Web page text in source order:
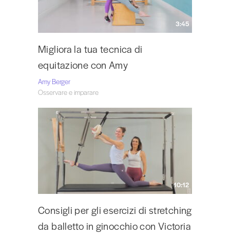
3:45
Migliora la tua tecnica di
equitazione con Amy
Amy Berger
Osservare e imparare
10:12
Consigli per gli esercizi di stretching
da balletto in ginocchio con Victoria